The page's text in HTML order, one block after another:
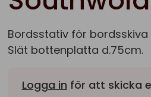
Bordsstativ för bordsskiva
Slät bottenplatta d.75cm.
Logga in för att skicka